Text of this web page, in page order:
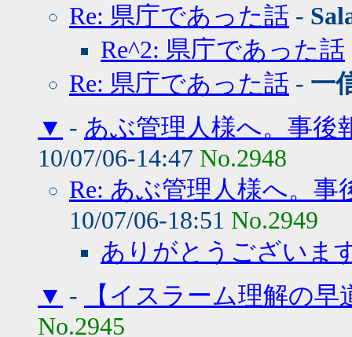
Re: 県庁であった話 -
Re^2: 県庁であった話
Re: 県庁であった話 - 一
▼ - あぶ管理人様へ。事後
10/07/06-14:47 No.2948
Re: あぶ管理人様へ。
10/07/06-18:51 No.2949
ありがとうございま
▼ -
【イスラーム理解の早
No.2945